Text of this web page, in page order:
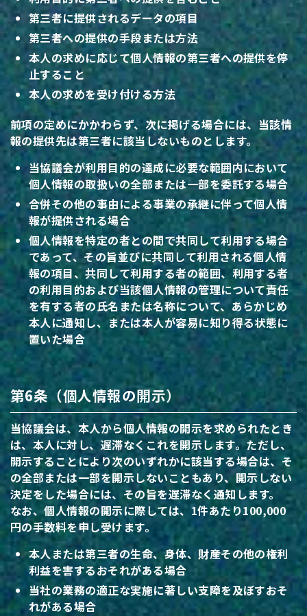
第三者に提供されるデータの項目
第三者への提供の手段または方法
本人の求めに応じて個人情報の第三者への提供を停
止すること
本人の求めを受け付ける方法
前項の定めにかかわらず、次に掲げる場合には、当該情
報の提供先は第三者に該当しないものとします。
当協議会が利用目的の達成に必要な範囲内において
個人情報の取扱いの全部または一部を委託する場合
合併その他の事由による事業の承継に伴って個人情
報が提供される場合
個人情報を特定の者との間で共同して利用する場合
であって、その旨並びに共同して利用される個人情
報の項目、共同して利用する者の範囲、利用する者
の利用目的および当該個人情報の管理について責任
を有する者の氏名または名称について、あらかじめ
本人に通知し、または本人が容易に知り得る状態に
置いた場合
第6条（個人情報の開示）
当協議会は、本人から個人情報の開示を求められたとき
は、本人に対し、遅滞なくこれを開示します。ただし、
開示することにより次のいずれかに該当する場合は、そ
の全部または一部を開示しないこともあり、開示しない
決定をした場合には、その旨を遅滞なく通知します。
なお、個人情報の開示に際しては、1件あたり100,000
円の手数料を申し受けます。
本人または第三者の生命、身体、財産その他の権利
利益を害するおそれがある場合
当社の業務の適正な実施に著しい支障を及ぼすおそ
れがある場合